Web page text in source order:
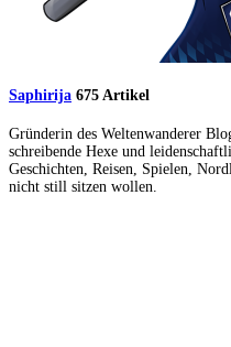
Saphirija 675 Artikel
Gründerin des Weltenwanderer
schreibende Hexe und
Geschichten, Reisen, Spielen,
nicht still sitzen wollen.